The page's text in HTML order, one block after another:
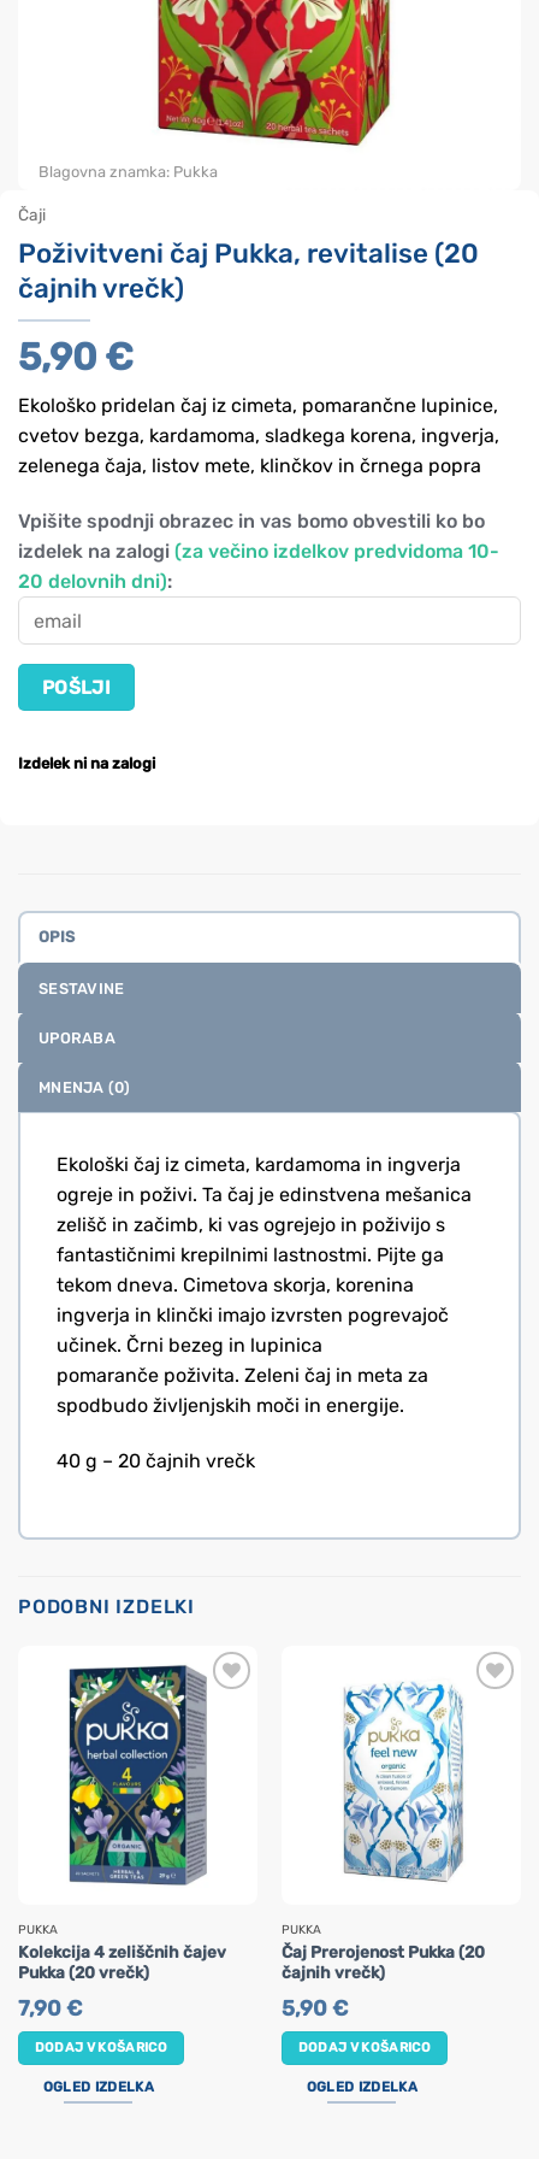
Čaji
Poživitveni čaj Pukka, revitalise (20
čajnih vrečk)
5,90 €
Ekološko pridelan čaj iz cimeta, pomarančne lupinice,
cvetov bezga, kardamoma, sladkega korena, ingverja,
zelenega čaja, listov mete, klinčkov in črnega popra
Vpišite spodnji obrazec in vas bomo obvestili ko bo
izdelek na zalogi (za večino izdelkov predvidoma 10-
20 delovnih dni):
Izdelek ni na zalogi
Blagovna znamka: Pukka
OPIS
SESTAVINE
UPORABA
MNENJA (0)
Ekološki čaj iz cimeta, kardamoma in ingverja
ogreje in poživi. Ta čaj je edinstvena mešanica
zelišč in začimb, ki vas ogrejejo in poživijo s
fantastičnimi krepilnimi lastnostmi. Pijte ga
tekom dneva. Cimetova skorja, korenina
ingverja in klinčki imajo izvrsten pogrevajoč
učinek. Črni bezeg in lupinica
pomaranče poživita. Zeleni čaj in meta za
spodbudo življenjskih moči in energije.
40 g – 20 čajnih vrečk
PODOBNI IZDELKI
PUKKA
Kolekcija 4 zeliščnih čajev
Pukka (20 vrečk)
7,90€
DODAJ V KOŠARICO
OGLED IZDELKA
PUKKA
Čaj Prerojenost Pukka (20
čajnih vrečk)
5,90€
DODAJ V KOŠARICO
OGLED IZDELKA